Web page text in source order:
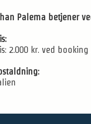
Palema betjener
2.000 kr. ved